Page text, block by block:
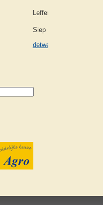
Leffert Nicolai
Siep Postma